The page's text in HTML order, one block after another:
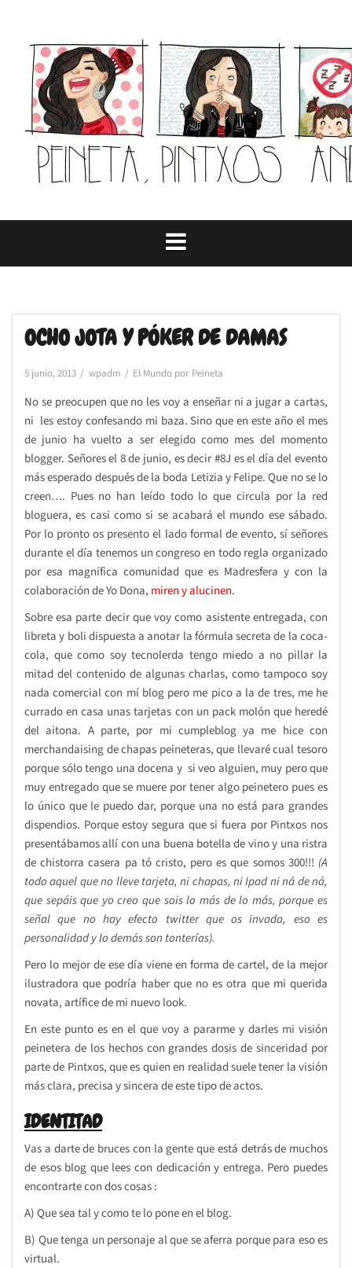
content
OCHO JOTA Y PÓKER DE DAMAS
5 junio, 2013 wpadm El Mundo por Peineta
No se preocupen que no les voy a enseñar ni a jugar a cartas,
ni les estoy confesando mi baza. Sino que en este año el mes
de junio ha vuelto a ser elegido como mes del momento
blogger. Señores el 8 de junio, es decir #8J es el día del evento
más esperado después de la boda Letizia y Felipe. Que no se lo
creen…. Pues no han leído todo lo que circula por la red
bloguera, es casi como si se acabará el mundo ese sábado.
Por lo pronto os presento el lado formal de evento, sí señores
durante el día tenemos un congreso en todo regla organizado
por esa magnífica comunidad que es Madresfera y con la
colaboración de Yo Dona, miren y alucinen.
Sobre esa parte decir que voy como asistente entregada, con
libreta y boli dispuesta a anotar la fórmula secreta de la coca-
cola, que como soy tecnolerda tengo miedo a no pillar la
mitad del contenido de algunas charlas, como tampoco soy
nada comercial con mí blog pero me pico a la de tres, me he
currado en casa unas tarjetas con un pack molón que heredé
del aitona. A parte, por mi cumpleblog ya me hice con
merchandaising de chapas peineteras, que llevaré cual tesoro
porque sólo tengo una docena y si veo alguien, muy pero que
muy entregado que se muere por tener algo peinetero pues es
lo único que le puedo dar, porque una no está para grandes
dispendios. Porque estoy segura que si fuera por Pintxos nos
presentábamos allí con una buena botella de vino y una ristra
de chistorra casera pa tó cristo, pero es que somos 300!!! (A
todo aquel que no lleve tarjeta, ni chapas, ni Ipad ni ná de ná,
que sepáis que yo creo que sois lo más de lo más, porque es
señal que no hay efecto twitter que os invada, eso es
personalidad y lo demás son tonterías).
Pero lo mejor de ese día viene en forma de cartel, de la mejor
ilustradora que podría haber que no es otra que mi querida
novata, artífice de mi nuevo look.
En este punto es en el que voy a pararme y darles mi visión
peinetera de los hechos con grandes dosis de sinceridad por
parte de Pintxos, que es quien en realidad suele tener la visión
más clara, precisa y sincera de este tipo de actos.
IDENTITAD
Vas a darte de bruces con la gente que está detrás de muchos
de esos blog que lees con dedicación y entrega. Pero puedes
encontrarte con dos cosas :
A) Que sea tal y como te lo pone en el blog.
B) Que tenga un personaje al que se aferra porque para eso es
virtual.